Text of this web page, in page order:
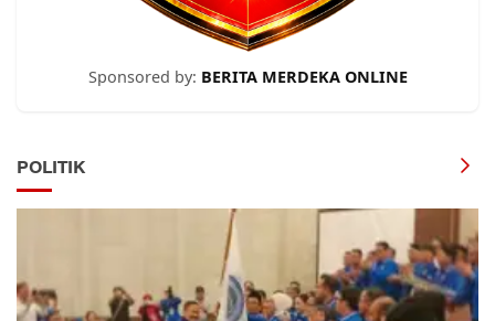
Sponsored by: BERITA MERDEKA ONLINE
POLITIK